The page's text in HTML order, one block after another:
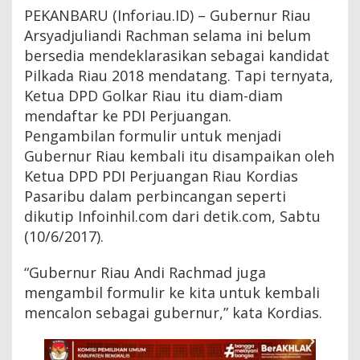
m
-
d
i
a
m
D
a
f
t
a
r
P
d
a
2
0
8
L
PEKANBARU (Inforiau.ID) – Gubernur Riau
Arsyadjuliandi Rachman selama ini belum
bersedia mendeklarasikan sebagai kandidat
Pilkada Riau 2018 mendatang. Tapi ternyata,
Ketua DPD Golkar Riau itu diam-diam
mendaftar ke PDI Perjuangan.
Pengambilan formulir untuk menjadi
Gubernur Riau kembali itu disampaikan oleh
Ketua DPD PDI Perjuangan Riau Kordias
Pasaribu dalam perbincangan seperti
dikutip Infoinhil.com dari detik.com, Sabtu
(10/6/2017).
“Gubernur Riau Andi Rachmad juga
mengambil formulir ke kita untuk kembali
mencalon sebagai gubernur,” kata Kordias.